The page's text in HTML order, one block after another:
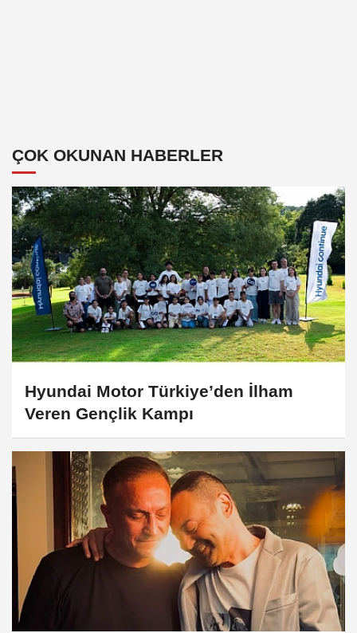
ÇOK OKUNAN HABERLER
Hyundai Motor Türkiye’den İlham
Veren Gençlik Kampı